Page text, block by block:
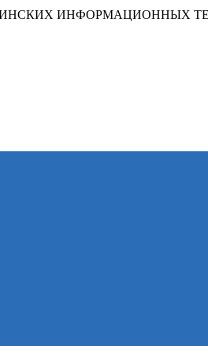
ИНФОРМАЦИОННЫХ